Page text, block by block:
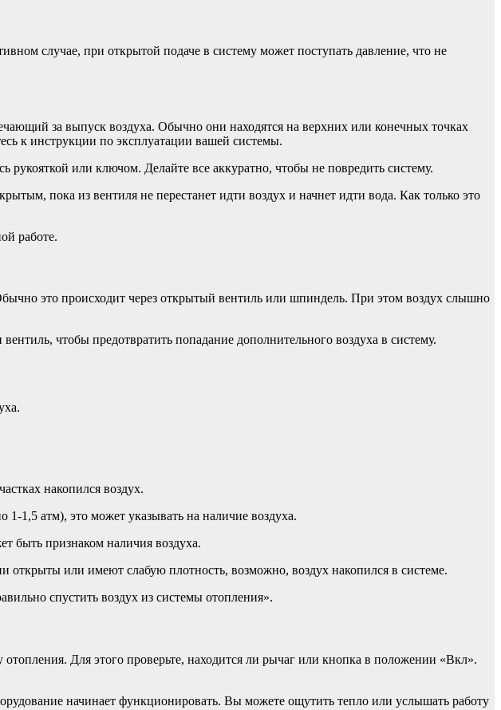
случае, при открытой подаче в систему может поступать давление, что не
за выпуск воздуха. Обычно они находятся на верхних или конечных точках
к инструкции по эксплуатации вашей системы.
или ключом. Делайте все аккуратно, чтобы не повредить систему.
пока из вентиля не перестанет идти воздух и начнет идти вода. Как только это
работе.
это происходит через открытый вентиль или шпиндель. При этом воздух слышно
чтобы предотвратить попадание дополнительного воздуха в систему.
накопился воздух.
1,5 атм), это может указывать на наличие воздуха.
быть признаком наличия воздуха.
или имеют слабую плотность, возможно, воздух накопился в системе.
спустить воздух из системы отопления».
Для этого проверьте, находится ли рычаг или кнопка в положении «Вкл».
начинает функционировать. Вы можете ощутить тепло или услышать работу